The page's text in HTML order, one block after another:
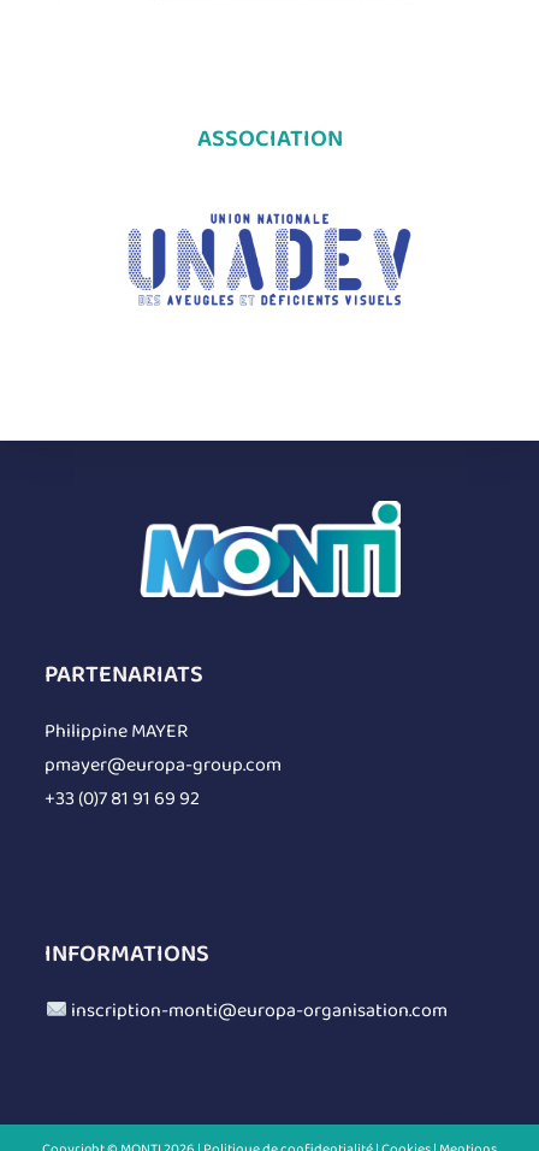
ASSOCIATION
PARTENARIATS
Philippine MAYER
pmayer@europa-group.com
+33 (0)7 81 91 69 92
INFORMATIONS
inscription-monti@europa-organisation.com